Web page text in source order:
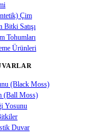
Çim
Bitki Satışı
Tohumları
Ürünleri
(Black Moss)
(Ball Moss)
Yosunu
Duvar